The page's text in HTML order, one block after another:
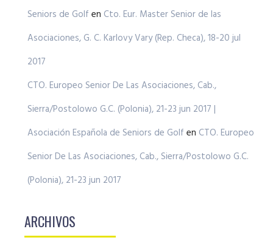
Seniors de Golf en Cto. Eur. Master Senior de las
Asociaciones, G. C. Karlovy Vary (Rep. Checa), 18-20 jul
2017
CTO. Europeo Senior De Las Asociaciones, Cab.,
Sierra/Postolowo G.C. (Polonia), 21-23 jun 2017 |
Asociación Española de Seniors de Golf en CTO. Europeo
Senior De Las Asociaciones, Cab., Sierra/Postolowo G.C.
(Polonia), 21-23 jun 2017
ARCHIVOS